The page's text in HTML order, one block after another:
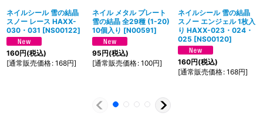
ネイルシール 雪の結晶
スノー レース HAXX-
030・031 [NS00122]
160円(税込)
[通常販売価格: 168円]
ネイル メタル プレート
雪の結晶 全29種 (1-20)
10個入り [N00591]
95円(税込)
[通常販売価格: 100円]
ネイルシール 雪の結晶
スノー エンジェル 1枚入
り HAXX-023・024・
025 [NS00120]
160円(税込)
[通常販売価格: 168円]